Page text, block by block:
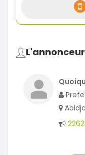
L'annonceur